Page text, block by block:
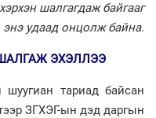
шалгагдаж байгааг
энэ удаад онцолж байна.
ЭХЭЛЛЭЭ
шуугиан тариад байсан
ЗГХЭГ-ын дэд даргын